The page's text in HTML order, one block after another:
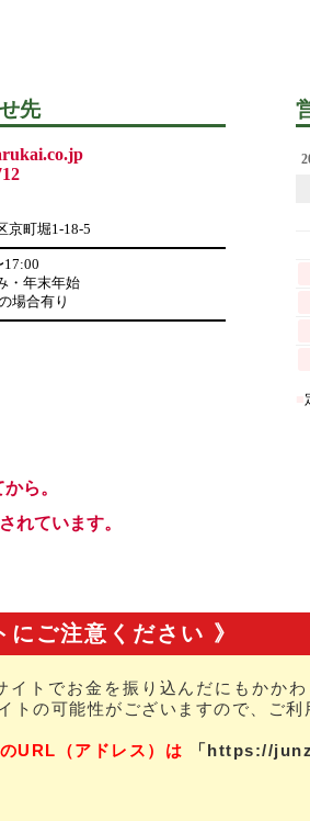
にご注意ください 》
トでお金を振り込んだにもかか
の可能性がございますので、ご利
URL（アドレス）は 「https://